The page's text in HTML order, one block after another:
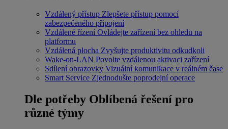
Vzdálený přístup Zlepšete přístup pomocí
zabezpečeného připojení
Vzdálené řízení Ovládejte zařízení bez ohledu na
platformu
Vzdálená plocha Zvyšujte produktivitu odkudkoli
Wake-on-LAN Povolte vzdálenou aktivaci zařízení
Sdílení obrazovky Vizuální komunikace v reálném čase
Smart Service Zjednodušte poprodejní operace
Dle potřeby Oblíbená řešení pro
různé týmy